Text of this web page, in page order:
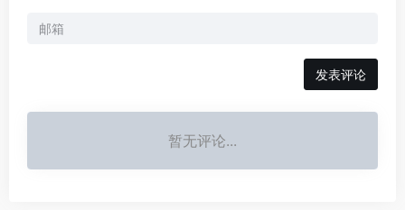
发表评论
暂无评论...